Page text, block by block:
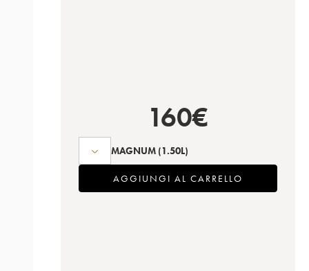
160€
MAGNUM (1.50L)
AGGIUNGI AL CARRELLO